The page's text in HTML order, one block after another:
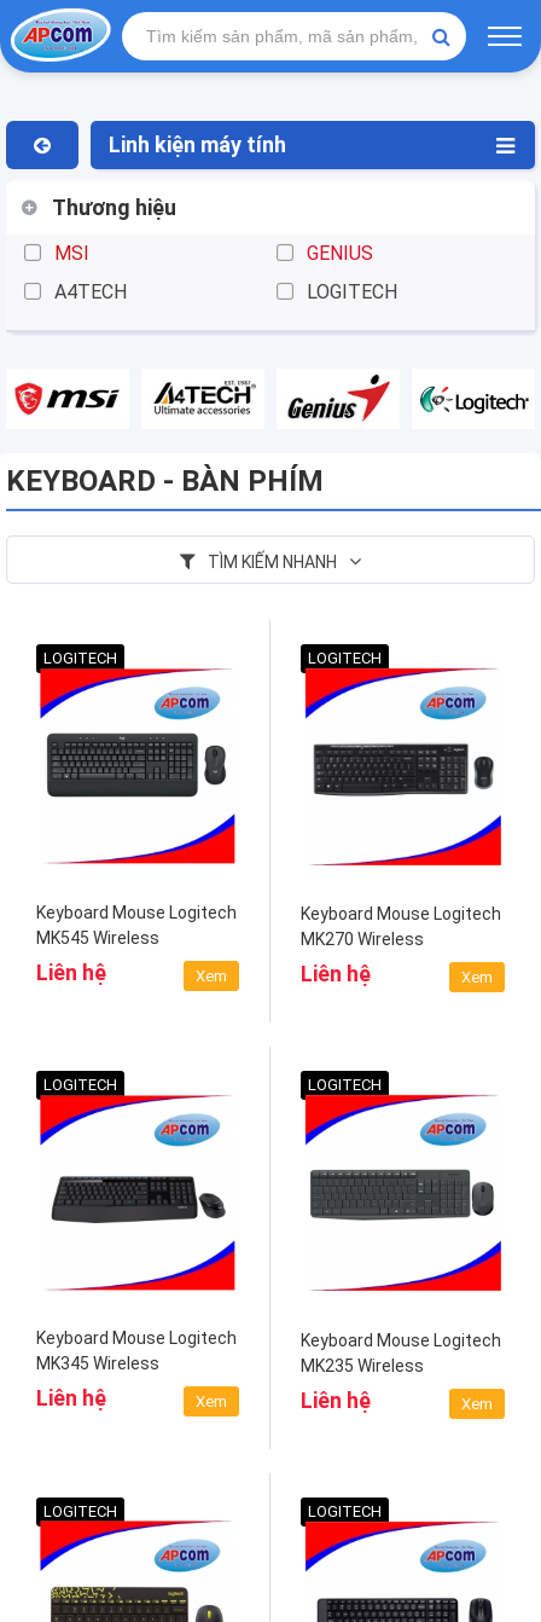
Linh kiện máy tính
Thương hiệu
MSI
A4TECH
GENIUS
LOGITECH
KEYBOARD - BÀN PHÍM
TÌM KIẾM NHANH
LOGITECH
Keyboard Mouse Logitech
MK545 Wireless
Liên hệ Xem
LOGITECH
Keyboard Mouse Logitech
MK270 Wireless
Liên hệ Xem
LOGITECH
Keyboard Mouse Logitech
MK345 Wireless
Liên hệ Xem
LOGITECH
Keyboard Mouse Logitech
MK235 Wireless
Liên hệ Xem
LOGITECH LOGITECH